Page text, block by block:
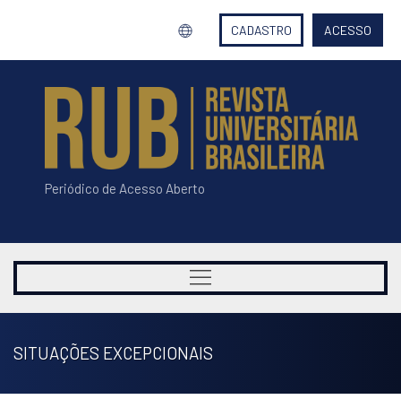
CADASTRO ACESSO
Periódico de Acesso Aberto
SITUAÇÕES EXCEPCIONAIS